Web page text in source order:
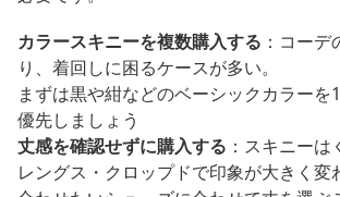
カラースキニーを複数購入する ：コー
り、着回しに困るケースが多い。
まずは黒や紺などのベーシックカラーを
優先しましょう
丈感を確認せずに購入する ：スキニー
レングス・クロップドで印象が大きく変